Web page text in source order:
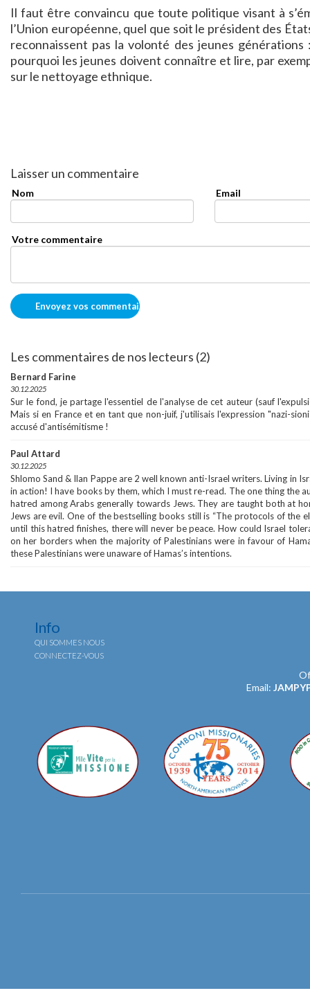
Il faut être convaincu que toute politique visant à
l’Union européenne, quel que soit le président des
reconnaissent pas la volonté des jeunes
pourquoi les jeunes doivent connaître et lire, par
sur le nettoyage ethnique.
Laisser un commentaire
Nom Email
Votre commentaire
Les commentaires de nos lecteurs (2)
Bernard Farine
30.12.2025
Sur le fond, je partage l'essentiel de l'analyse de cet auteur (sauf
Mais si en France et en tant que non-juif, j'utilisais l'expression "nazi-
accusé d'antisémitisme !
Paul Attard
30.12.2025
Shlomo Sand & Ilan Pappe are 2 well known anti-Israel writers. Living in
in action! I have books by them, which I must re-read. The one thing the
hatred among Arabs generally towards Jews. They are taught both at
Jews are evil. One of the bestselling books still is “The protocols of the
until this hatred finishes, there will never be peace. How could Israel
on her borders when the majority of Palestinians were in favour of
these Palestinians were unaware of Hamas’s intentions.
Info
QUI SOMMES NOUS
CONNECTEZ-VOUS
Email: